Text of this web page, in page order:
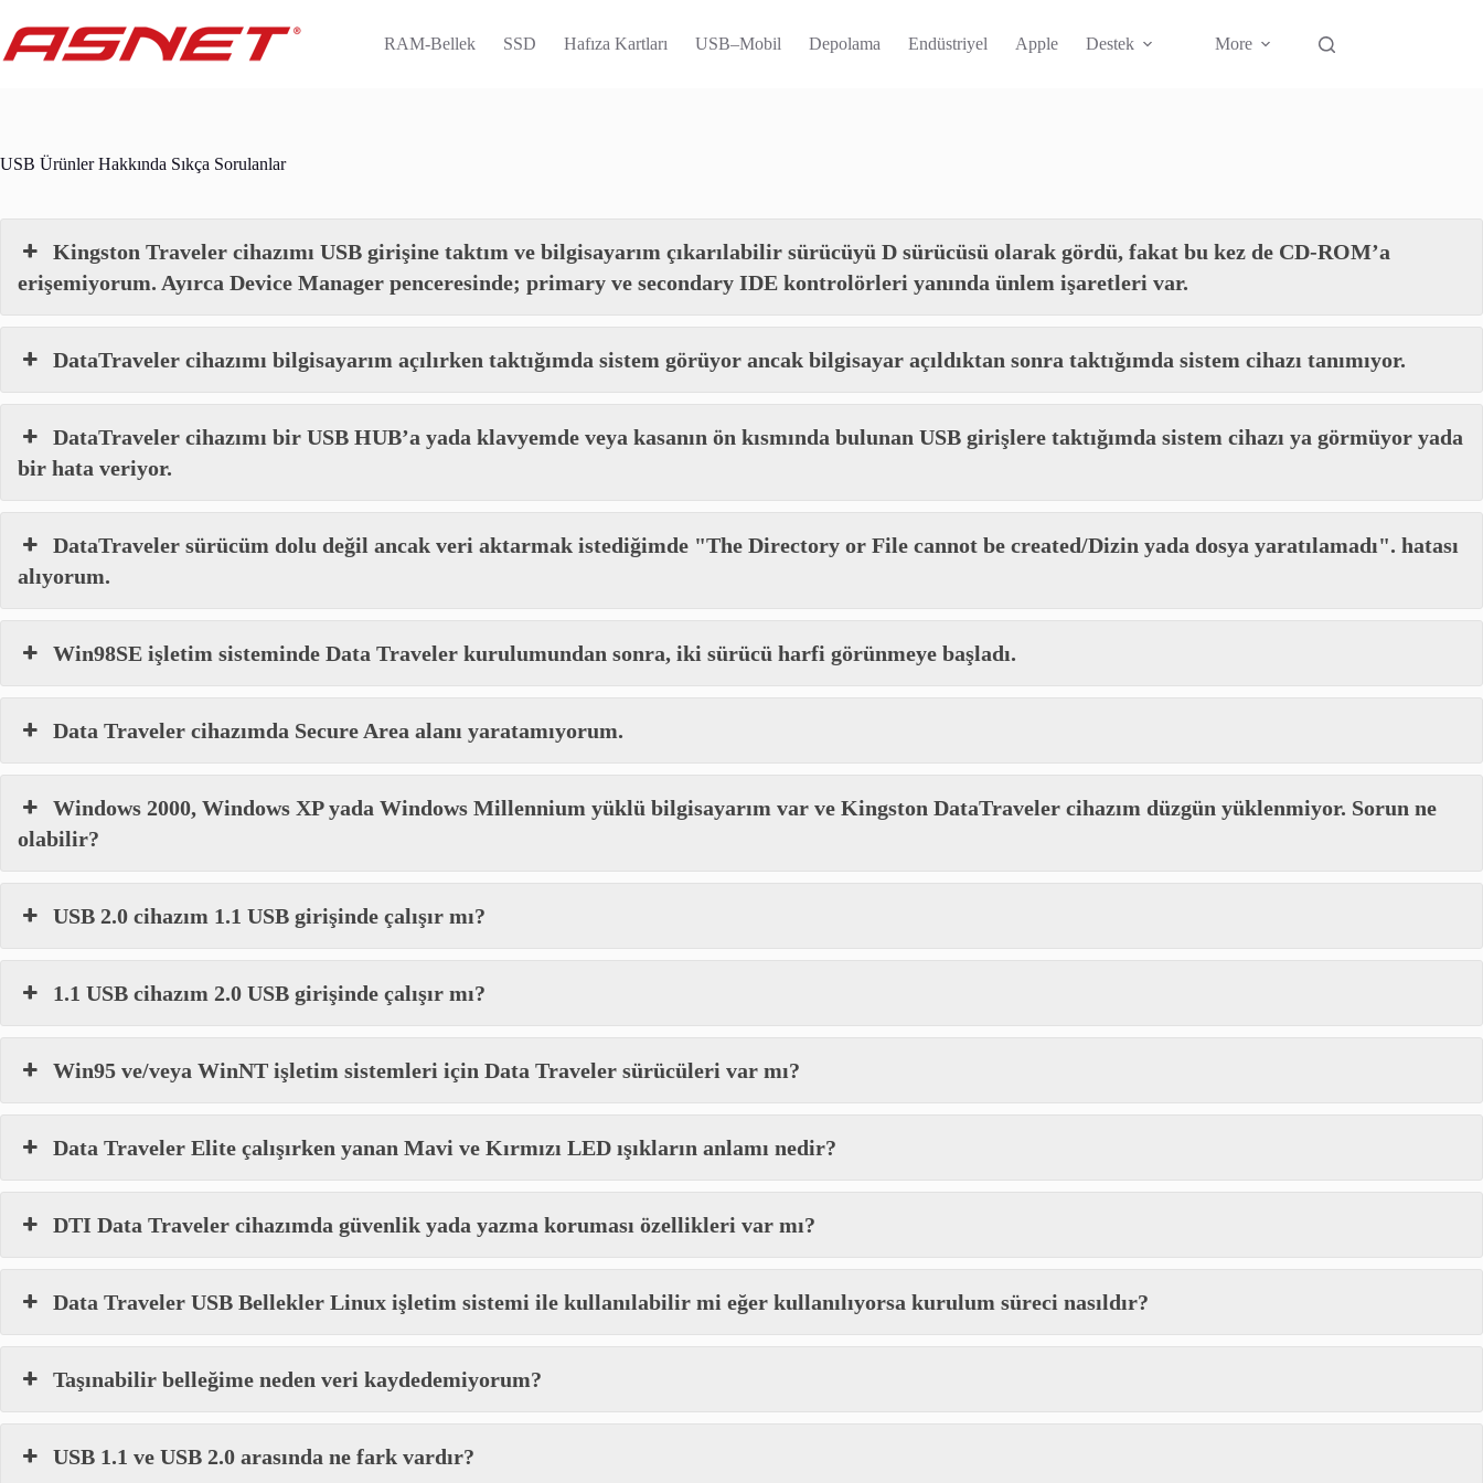
content
RAM-Bellek SSD Hafıza Kartları USB–Mobil Depolama Endüstriyel Apple Destek More
USB Ürünler Hakkında Sıkça Sorulanlar
Kingston Traveler cihazımı USB girişine taktım ve bilgisayarım çıkarılabilir sürücüyü D sürücüsü olarak gördü, fakat bu kez de CD-ROM’a
erişemiyorum. Ayırca Device Manager penceresinde; primary ve secondary IDE kontrolörleri yanında ünlem işaretleri var.
DataTraveler cihazımı bilgisayarım açılırken taktığımda sistem görüyor ancak bilgisayar açıldıktan sonra taktığımda sistem cihazı tanımıyor.
DataTraveler cihazımı bir USB HUB’a yada klavyemde veya kasanın ön kısmında bulunan USB girişlere taktığımda sistem cihazı ya görmüyor yada
bir hata veriyor.
DataTraveler sürücüm dolu değil ancak veri aktarmak istediğimde "The Directory or File cannot be created/Dizin yada dosya yaratılamadı". hatası
alıyorum.
Win98SE işletim sisteminde Data Traveler kurulumundan sonra, iki sürücü harfi görünmeye başladı.
Data Traveler cihazımda Secure Area alanı yaratamıyorum.
Windows 2000, Windows XP yada Windows Millennium yüklü bilgisayarım var ve Kingston DataTraveler cihazım düzgün yüklenmiyor. Sorun ne
olabilir?
USB 2.0 cihazım 1.1 USB girişinde çalışır mı?
1.1 USB cihazım 2.0 USB girişinde çalışır mı?
Win95 ve/veya WinNT işletim sistemleri için Data Traveler sürücüleri var mı?
Data Traveler Elite çalışırken yanan Mavi ve Kırmızı LED ışıkların anlamı nedir?
DTI Data Traveler cihazımda güvenlik yada yazma koruması özellikleri var mı?
Data Traveler USB Bellekler Linux işletim sistemi ile kullanılabilir mi eğer kullanılıyorsa kurulum süreci nasıldır?
Taşınabilir belleğime neden veri kaydedemiyorum?
USB 1.1 ve USB 2.0 arasında ne fark vardır?